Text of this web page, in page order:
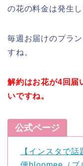
の花の料金は発生し
毎週お届けのプラ
すね。
解約はお花が4回届
いですね。
公式ページ
【インスタで